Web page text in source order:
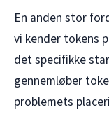
En anden stor
vi kender tokens
det specifikke
gennemløber
problemets